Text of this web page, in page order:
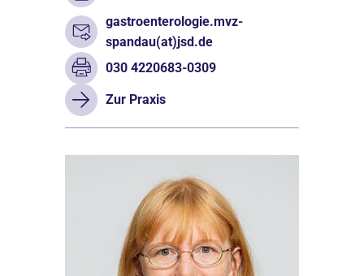
gastroenterologie.mvz-
spandau(at)jsd.de
030 4220683-0309
Zur Praxis